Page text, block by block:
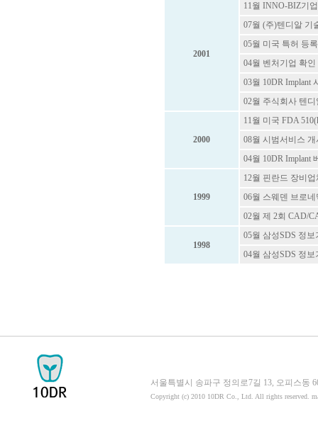
2001
11월 INNO-BIZ기
07월 (주)텐디알 기
05월 미국 특허 등
04월 벤처기업 확인
03월 10DR Implant
02월 주식회사 텐
2000
11월 미국 FDA
08월 시범서비스
04월 10DR Implant
1999
12월 핀란드 장비
06월 스웨덴 브로
02월 제 2회 CAD/
1998
05월 삼성SDS 정
04월 삼성SDS 정
서울특별시 송파구 정의로7길 13, 오피스동
Copyright (c) 2010 10DR Co., Ltd. All rights reserved.